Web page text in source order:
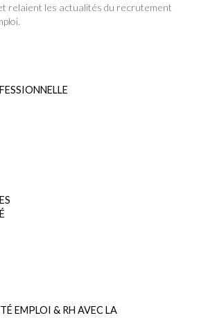
relaient les actualités du recrutement
EMPLOI & RH AVEC LA